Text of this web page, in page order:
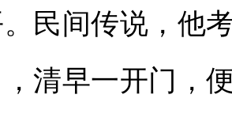
民间传说，他
清早一开门，